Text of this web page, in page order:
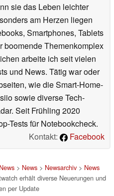
sie das Leben leichter
am Herzen liegen
Smartphones, Tablets
boomende Themenkomplex
arbeite ich seit vielen
und News. Tätig war oder
wie die Smart-Home-
sowie diverse Tech-
Seit Frühling 2020
Tests für Notebookcheck.
Kontakt:
Facebook
> News> Newsarchiv> News
erhält diverse Neuerungen und
per Update